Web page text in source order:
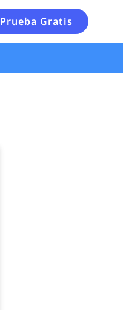
Prueba Gratis